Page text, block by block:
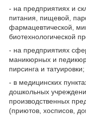
- на предприятиях и
питания, пищевой,
фармацевтической,
биотехнологической
- на предприятиях
маникюрных и
пирсинга и татуировки;
- в медицинских
дошкольных
производственных
(приютов, хосписов,